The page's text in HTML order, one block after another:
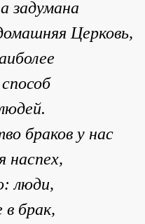
задумана
Церковь,
браков у нас
наспех,
люди,
брак,